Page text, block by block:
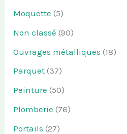
Moquette (5)
Non classé (90)
Ouvrages métalliques (18)
Parquet (37)
Peinture (50)
Plomberie (76)
Portails (27)